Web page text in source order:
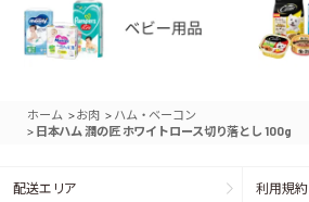
ホーム >お肉 > ハム・ベーコン
> 日本ハム 潤の匠 ホワイトロース切り落とし 100g
配送エリア 利用規約